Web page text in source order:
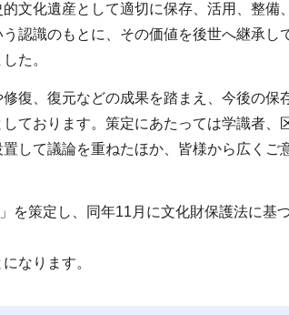
文化遺産として適切に保存、活用、整備
認識のもとに、その価値を後世へ継承し
た。
復、復元などの成果を踏まえ、今後の保
ております。策定にあたっては学識者、
して議論を重ねたほか、皆様から広くご
を策定し、同年11月に文化財保護法に基
なります。